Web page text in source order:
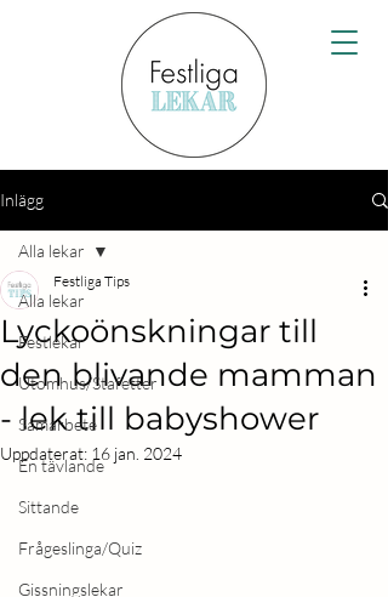
Inlägg
Alla lekar
Festlekar
Utomhus/Stafetter
Samarbete
En tävlande
Sittande
Frågeslinga/Quiz
Gissningslekar
Alla lekar
Lyckoönskningar till
den blivande mamman
- lek till babyshower
Festliga Tips
Uppdaterat: 16 jan. 2024